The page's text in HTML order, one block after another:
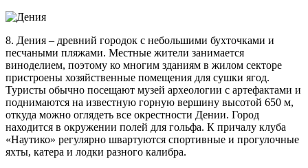
8. Дения – древний городок с небольшими бухточками и
песчаными пляжами. Местные жители занимается
виноделием, поэтому ко многим зданиям в жилом секторе
пристроены хозяйственные помещения для сушки ягод.
Туристы обычно посещают музей археологии с артефактами и
поднимаются на известную горную вершину высотой 650 м,
откуда можно оглядеть все окрестности Дении. Город
находится в окружении полей для гольфа. К причалу клуба
«Наутико» регулярно швартуются спортивные и прогулочные
яхты, катера и лодки разного калибра.